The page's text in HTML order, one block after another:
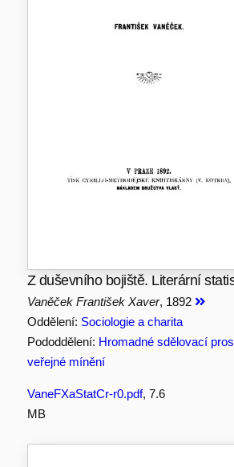
Z duševního bojiště. Literární
Vaněček František Xaver, 1892
Oddělení: Sociologie a charita
Pododdělení: Hromadné sdělovací
veřejné mínění
VaneFXaStatCr-r0.pdf, 7.6
MB